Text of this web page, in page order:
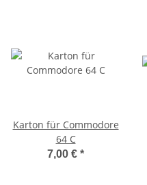
Karton für Commodore
64 C
7,00 € *